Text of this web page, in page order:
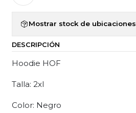
Mostrar stock de ubicaciones
DESCRIPCIÓN
Hoodie HOF
Talla: 2xl
Color: Negro